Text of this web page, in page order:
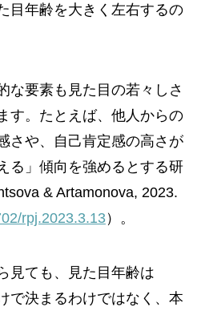
目年齢を大きく左右するの
な要素も見た目の若々しさ
す。たとえば、他人からの
さや、自己肯定感の高さが
る」傾向を強めるとする研
& Artamonova, 2023.
rpj.2023.3.13）。
見ても、見た目年齢は
で決まるわけではなく、本